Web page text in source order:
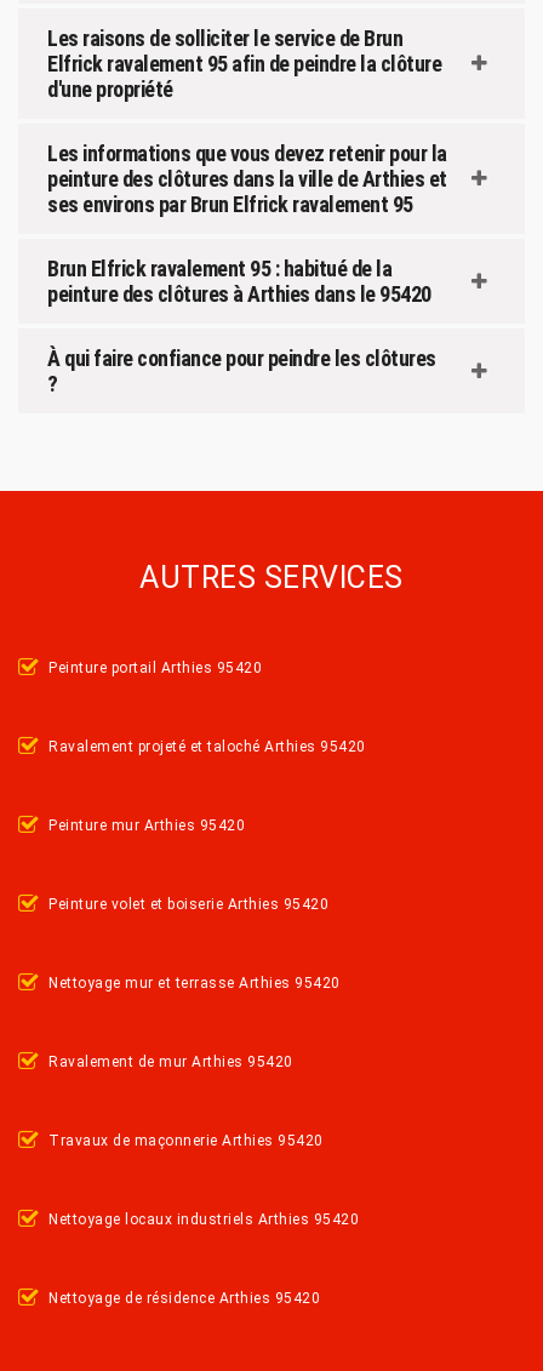
Les raisons de solliciter le service de Brun
Elfrick ravalement 95 afin de peindre la clôture
d'une propriété
Les informations que vous devez retenir pour la
peinture des clôtures dans la ville de Arthies et
ses environs par Brun Elfrick ravalement 95
Brun Elfrick ravalement 95 : habitué de la
peinture des clôtures à Arthies dans le 95420
À qui faire confiance pour peindre les clôtures
?
AUTRES SERVICES
Peinture portail Arthies 95420
Ravalement projeté et taloché Arthies 95420
Peinture mur Arthies 95420
Peinture volet et boiserie Arthies 95420
Nettoyage mur et terrasse Arthies 95420
Ravalement de mur Arthies 95420
Travaux de maçonnerie Arthies 95420
Nettoyage locaux industriels Arthies 95420
Nettoyage de résidence Arthies 95420